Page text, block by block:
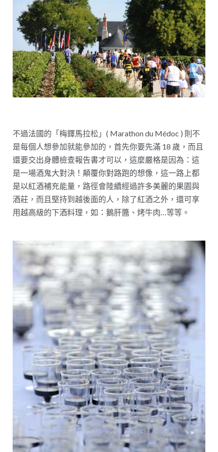
不過法國的「梅鐸馬拉松」( Marathon du Médoc ) 則不
是每個人想參加就能參加的，首先你要先滿 18 歲，而且
還要交出身體檢查報告書才可以，這麼嚴格是因為：這
是一場酒鬼大對決！顛覆你對路跑的想像，這一路上都
是以紅酒補充能量，路徑會陸續經過許多美麗的果園與
酒莊，而且堅持到越後面的人，除了紅酒之外，還可享
用越高級的下酒料理，如：鵝肝醬、烤牛肉…等等。